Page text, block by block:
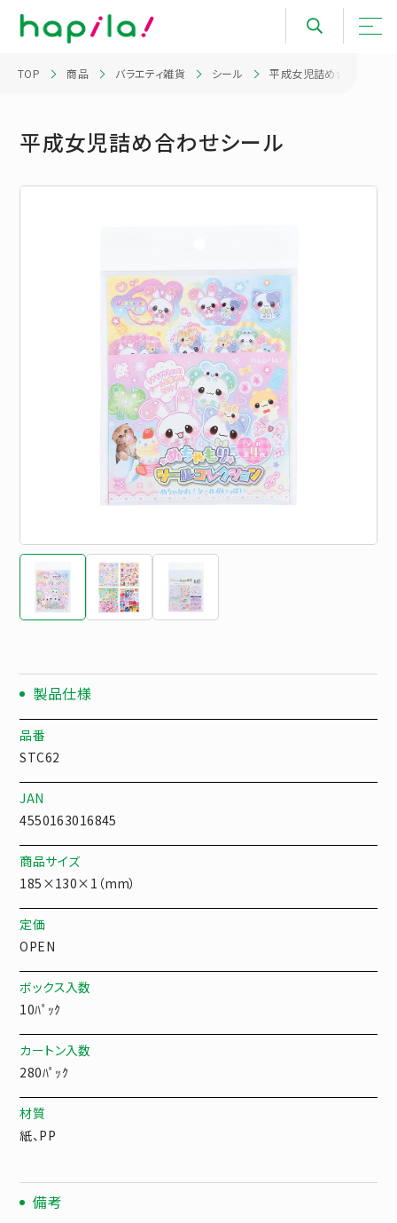
TOP 商品 バラエティ雑貨 シール 平成女児詰め合わせシー
平成女児詰め合わせシール
製品仕様
品番
STC62
JAN
4550163016845
商品サイズ
185×130×1（mm）
定価
OPEN
ボックス入数
10ﾊﾟｯｸ
カートン入数
280ﾊﾟｯｸ
材質
紙、PP
備考